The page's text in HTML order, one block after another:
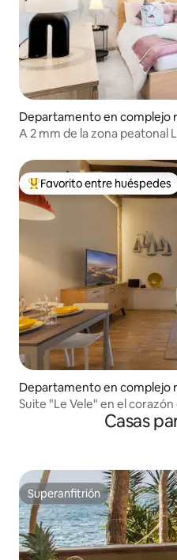
Departamento en complejo
gliari
A 2 mm de la zona peatonal
Favorito entre los
Favorito entre huéspedes
Departamento en complejo
gliari
Suite "Le Vele" en el
Casas
Superanfitrión
Superanfitrión